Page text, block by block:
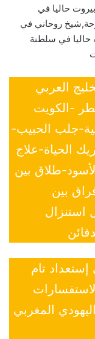
حاليا في
روحاني في
في سلطنة
العربي
-الكويت
جلب الحبيب-
الحياة-علاج
طلاق بين
بين
استنزال
تام
المغربي